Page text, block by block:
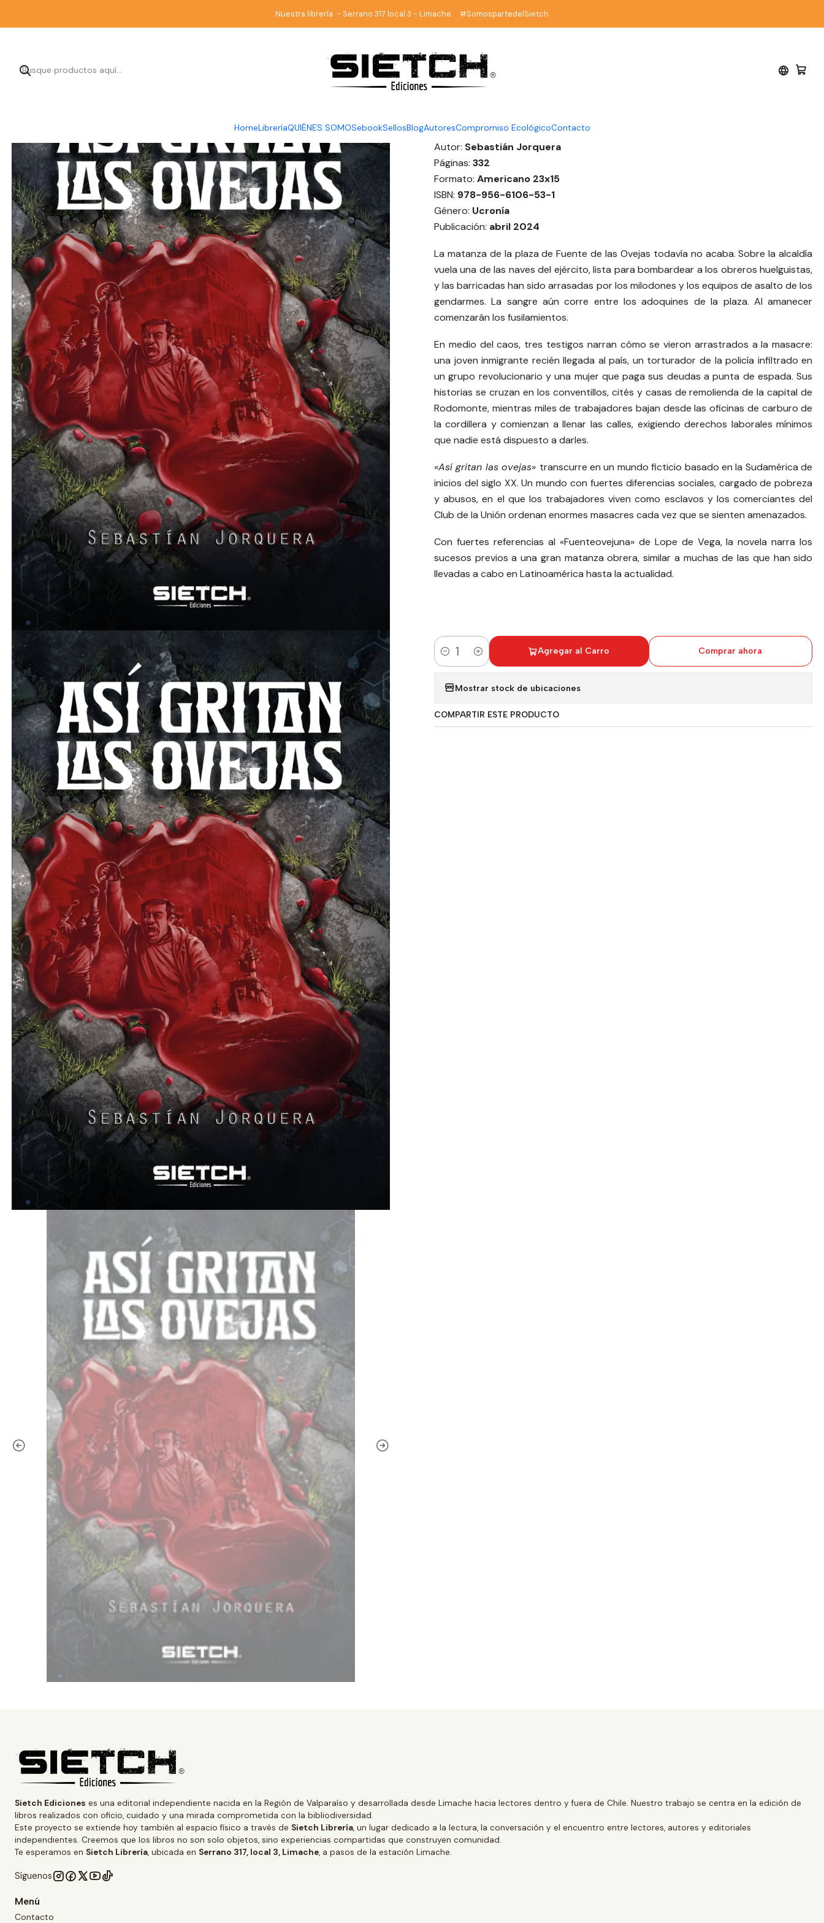
HomeLibreríaQUIÉNES SOMOSebookSellosBlogAutoresCompromiso EcológicoContacto
Nuestra librería - Serrano 317 local 3 - Limache. #SomospartedelSietch
Inicio Sci Fi Chilena Así gritan las ovejas - Sebastián Jorquera
|
Así gritan las ovejas - Sebastián
Jorquera
DESCRIPCIÓN
Autor: Sebastián Jorquera
Páginas: 332
Formato: Americano 23x15
ISBN: 978-956-6106-53-1
Género: Ucronía
Publicación: abril 2024
La matanza de la plaza de Fuente de las Ovejas todavía no acaba. Sobre la alcaldía
vuela una de las naves del ejército, lista para bombardear a los obreros huelguistas,
y las barricadas han sido arrasadas por los milodones y los equipos de asalto de los
gendarmes. La sangre aún corre entre los adoquines de la plaza. Al amanecer
comenzarán los fusilamientos.
En medio del caos, tres testigos narran cómo se vieron arrastrados a la masacre:
una joven inmigrante recién llegada al país, un torturador de la policía infiltrado en
un grupo revolucionario y una mujer que paga sus deudas a punta de espada. Sus
historias se cruzan en los conventillos, cités y casas de remolienda de la capital de
Rodomonte, mientras miles de trabajadores bajan desde las oficinas de carburo de
la cordillera y comienzan a llenar las calles, exigiendo derechos laborales mínimos
que nadie está dispuesto a darles.
«Así gritan las ovejas» transcurre en un mundo ficticio basado en la Sudamérica de
inicios del siglo XX. Un mundo con fuertes diferencias sociales, cargado de pobreza
y abusos, en el que los trabajadores viven como esclavos y los comerciantes del
Club de la Unión ordenan enormes masacres cada vez que se sienten amenazados.
Con fuertes referencias al «Fuenteovejuna» de Lope de Vega, la novela narra los
sucesos previos a una gran matanza obrera, similar a muchas de las que han sido
llevadas a cabo en Latinoamérica hasta la actualidad.
Cantidad
Agregar al Carro Comprar ahora
Mostrar stock de ubicaciones
COMPARTIR ESTE PRODUCTO
Sietch Ediciones es una editorial independiente nacida en la Región de Valparaíso y desarrollada desde Limache hacia lectores dentro y fuera de Chile. Nuestro trabajo se centra en la edición de
libros realizados con oficio, cuidado y una mirada comprometida con la bibliodiversidad.
Este proyecto se extiende hoy también al espacio físico a través de Sietch Librería, un lugar dedicado a la lectura, la conversación y el encuentro entre lectores, autores y editoriales
independientes. Creemos que los libros no son solo objetos, sino experiencias compartidas que construyen comunidad.
Te esperamos en Sietch Librería, ubicada en Serrano 317, local 3, Limache, a pasos de la estación Limache.
Síguenos
Menú
Contacto